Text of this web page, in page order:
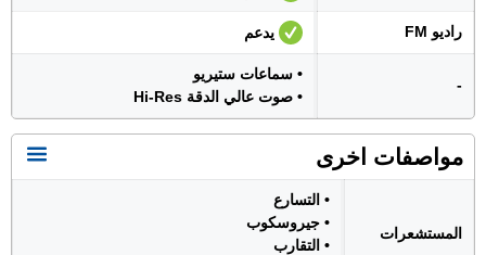
راديو FM يدعم
-
• سماعات ستيريو
• صوت عالي الدقة Hi-Res
مواصفات اخرى
المستشعرات
• التسارع
• جيروسكوب
• التقارب